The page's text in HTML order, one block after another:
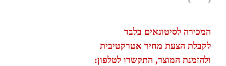
המכירה לסיטונאים בלבד
לקבלת הצעת מחיר אטרקטיבית
ולהזמנת המוצר, התקשרו לטלפון: